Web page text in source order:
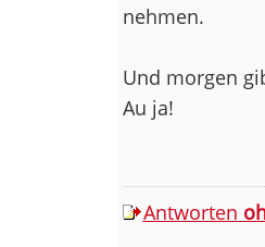
nehmen.
Und morgen
Au ja!
Antworten